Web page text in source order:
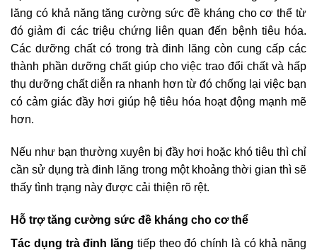
lăng có khả năng tăng cường sức đề kháng cho cơ thể từ
đó giảm đi các triệu chứng liên quan đến bệnh tiêu hóa.
Các dưỡng chất có trong trà đinh lăng còn cung cấp các
thành phần dưỡng chất giúp cho việc trao đổi chất và hấp
thụ dưỡng chất diễn ra nhanh hơn từ đó chống lại việc bạn
có cảm giác đầy hơi giúp hệ tiêu hóa hoạt động mạnh mẽ
hơn.
Nếu như bạn thường xuyên bị đầy hơi hoặc khó tiêu thì chỉ
cần sử dụng trà đinh lăng trong một khoảng thời gian thì sẽ
thấy tình trạng này được cải thiện rõ rệt.
Hỗ trợ tăng cường sức đề kháng cho cơ thể
Tác dụng trà đinh lăng tiếp theo đó chính là có khả năng